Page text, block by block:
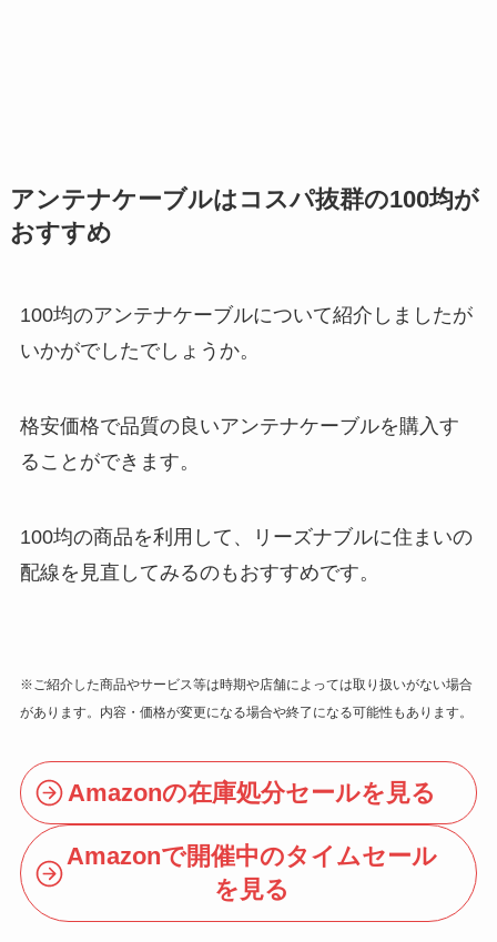
アンテナケーブルはコスパ抜群の100均が
おすすめ
100均のアンテナケーブルについて紹介しましたが
いかがでしたでしょうか。
格安価格で品質の良いアンテナケーブルを購入す
ることができます。
100均の商品を利用して、リーズナブルに住まいの
配線を見直してみるのもおすすめです。
※ご紹介した商品やサービス等は時期や店舗によっては取り扱いがない場合
があります。内容・価格が変更になる場合や終了になる可能性もあります。
Amazonの在庫処分セールを見る
Amazonで開催中のタイムセール
を見る